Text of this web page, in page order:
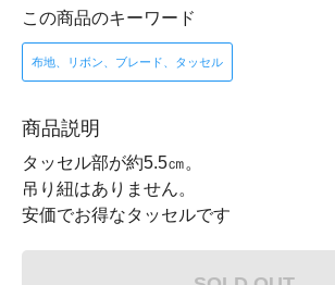
この商品のキーワード
布地、リボン、ブレード、タッセル
商品説明
タッセル部が約5.5㎝。
吊り紐はありません。
安価でお得なタッセルです